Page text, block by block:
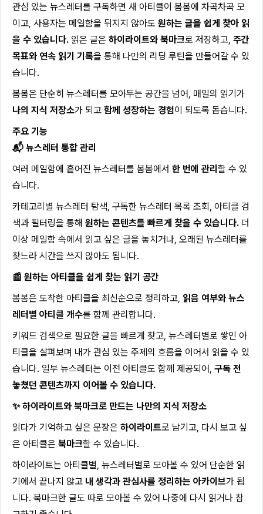
관심 있는 뉴스레터를 구독하면 새 아티클이 봄봄에 차곡차곡 모
이고, 사용자는 메일함을 뒤지지 않아도 원하는 글을 쉽게 찾아 읽
을 수 있습니다. 읽은 글은 하이라이트와 북마크로 저장하고, 주간
목표와 연속 읽기 기록을 통해 나만의 리딩 루틴을 만들어갈 수 있
습니다.
봄봄은 단순히 뉴스레터를 모아두는 공간을 넘어, 매일의 읽기가
나의 지식 저장소가 되고 함께 성장하는 경험이 되도록 돕습니다.
주요 기능
📬 뉴스레터 통합 관리
여러 메일함에 흩어진 뉴스레터를 봄봄에서 한 번에 관리 할 수 있
습니다.
카테고리별 뉴스레터 탐색, 구독한 뉴스레터 목록 조회, 아티클 검
색과 필터링을 통해 원하는 콘텐츠를 빠르게 찾을 수 있습니다. 더
이상 메일함 속에서 읽고 싶은 글을 놓치거나, 오래된 뉴스레터를
찾느라 시간을 쓰지 않아도 됩니다.
📰 원하는 아티클을 쉽게 찾는 읽기 공간
봄봄은 도착한 아티클을 최신순으로 정리하고, 읽음 여부와 뉴스
레터별 아티클 개수를 함께 관리합니다.
키워드 검색으로 필요한 글을 빠르게 찾고, 뉴스레터별로 쌓인 아
티클을 살펴보며 내가 관심 있는 주제의 흐름을 이어서 읽을 수 있
습니다. 일부 뉴스레터는 이전 아티클도 함께 제공되어, 구독 전
놓쳤던 콘텐츠까지 이어볼 수 있습니다.
✨ 하이라이트와 북마크로 만드는 나만의 지식 저장소
읽다가 기억하고 싶은 문장은 하이라이트로 남기고, 다시 보고 싶
은 아티클은 북마크할 수 있습니다.
하이라이트는 아티클별, 뉴스레터별로 모아볼 수 있어 단순한 읽
기에서 끝나지 않고 내 생각과 관심사를 정리하는 아카이브가 됩
니다. 북마크한 글도 따로 모아볼 수 있어 나중에 다시 읽거나 참